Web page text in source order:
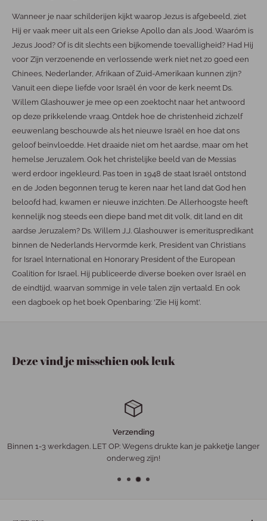
Wanneer je naar schilderijen kijkt waarop Jezus is afgebeeld, ziet
Hij er vaak meer uit als een Griekse Apollo dan als Jood. Waaróm is
Jezus Jood? Of is dit slechts een bijkomende toevalligheid? Had Hij
voor Zijn verzoenende en verlossende werk niet net zo goed een
Chinees, Nederlander, Afrikaan of Zuid-Amerikaan kunnen zijn?
Vanuit een diepe liefde voor Israël én voor de kerk neemt Ds.
Willem Glashouwer je mee op een zoektocht naar het antwoord
op deze prikkelende vraag. Ontdek hoe de christenheid zichzelf
eeuwenlang beschouwde als het nieuwe Israël en hoe dat ons
geloof beïnvloedde. Het draaide niet om het aardse, maar om het
hemelse Jeruzalem. Ook het christelijke beeld van de Messias
werd erdoor ingekleurd. Pas toen in 1948 de staat Israël ontstond
en de Joden begonnen terug te keren naar het land dat God hen
beloofd had, kwamen er nieuwe inzichten. De Allerhoogste heeft
kennelijk nog steeds een diepe band met dit volk, dit land en dit
aardse Jeruzalem? Ds. Willem J.J. Glashouwer is emerituspredikant
binnen de Nederlands Hervormde kerk, President van Christians
for Israel International en Honorary President of the European
Coalition for Israel. Hij publiceerde diverse boeken over Israël en
de eindtijd, waarvan sommige in vele talen zijn vertaald. En ook
een dagboek op het boek Openbaring: 'Zie Hij komt'.
Deze vind je misschien ook leuk
Verzending
Binnen 1-3 werkdagen. LET OP: Wegens drukte kan je pakketje langer
onderweg zijn!